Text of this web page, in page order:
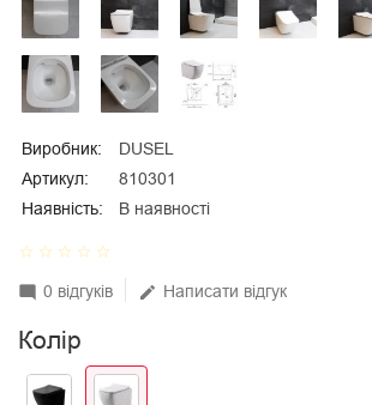
Виробник:
DUSEL
Артикул:
810301
Наявність:
В наявності
star_border star_border star_border star_border star_border
mode_comment 0 відгуків edit Написати відгук
Колір